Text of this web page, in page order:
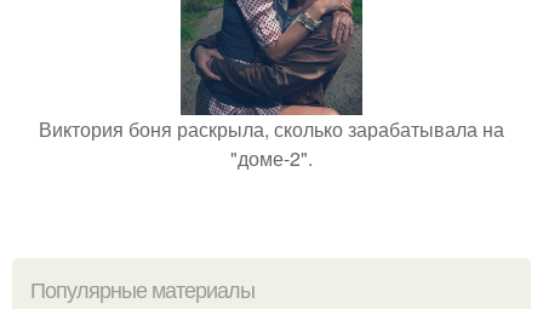
Виктория боня раскрыла, сколько зарабатывала на
"доме-2".
Популярные материалы